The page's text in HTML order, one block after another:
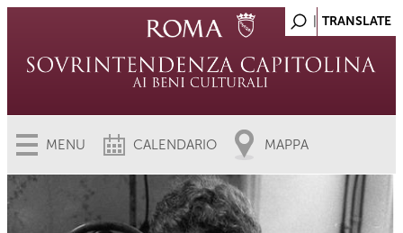
MENU CALENDARIO MAPPA